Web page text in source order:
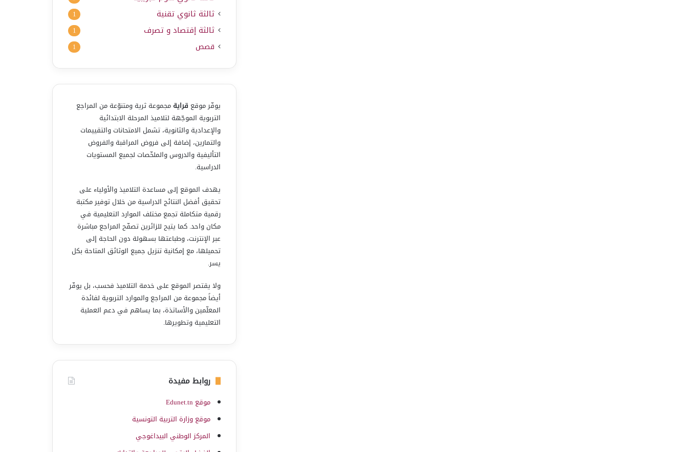
ثالثة ثانوي تقنية 1
ثالثة إقتصاد و تصرف 1
قصص 1
يوفّر موقع قرايةمجموعة ثرية ومتنوّعة من المراجع
التربوية الموجّهة لتلاميذ المرحلة الابتدائية
والإعدادية والثانوية، تشمل الامتحانات والتقييمات
والتمارين، إضافة إلى فروض المراقبة والفروض
التأليفية والدروس والملخّصات لجميع المستويات
الدراسية.
يهدف الموقع إلى مساعدة التلاميذ والأولياء على
تحقيق أفضل النتائج الدراسية من خلال توفير مكتبة
رقمية متكاملة تجمع مختلف الموارد التعليمية في
مكان واحد. كما يتيح للزائرين تصفّح المراجع مباشرة
عبر الإنترنت، وطباعتها بسهولة دون الحاجة إلى
تحميلها، مع إمكانية تنزيل جميع الوثائق المتاحة بكل
يسر.
ولا يقتصر الموقع على خدمة التلاميذ فحسب، بل يوفّر
أيضاً مجموعة من المراجع والموارد التربوية لفائدة
المعلّمين والأساتذة، بما يساهم في دعم العملية
التعليمية وتطويرها.
روابط مفيدة
موقع Edunet.tn
موقع وزارة التربية التونسية
المركز الوطني البيداغوجي